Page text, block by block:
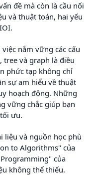
đề mà còn là cầu nối
và thuật toán, hai yếu
nắm vững các cấu
tree và graph là điều
phức tạp không chỉ
sự am hiểu về thuật
hoạch động. Những
vững chắc giúp bạn
ưu.
liệu và nguồn học phù
to Algorithms" của
của
không thể thiếu.